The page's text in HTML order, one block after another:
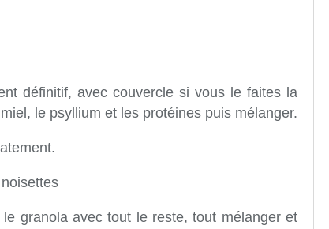
définitif, avec couvercle si vous le faites la
le psyllium et les protéines puis mélanger.
granola avec tout le reste, tout mélanger et